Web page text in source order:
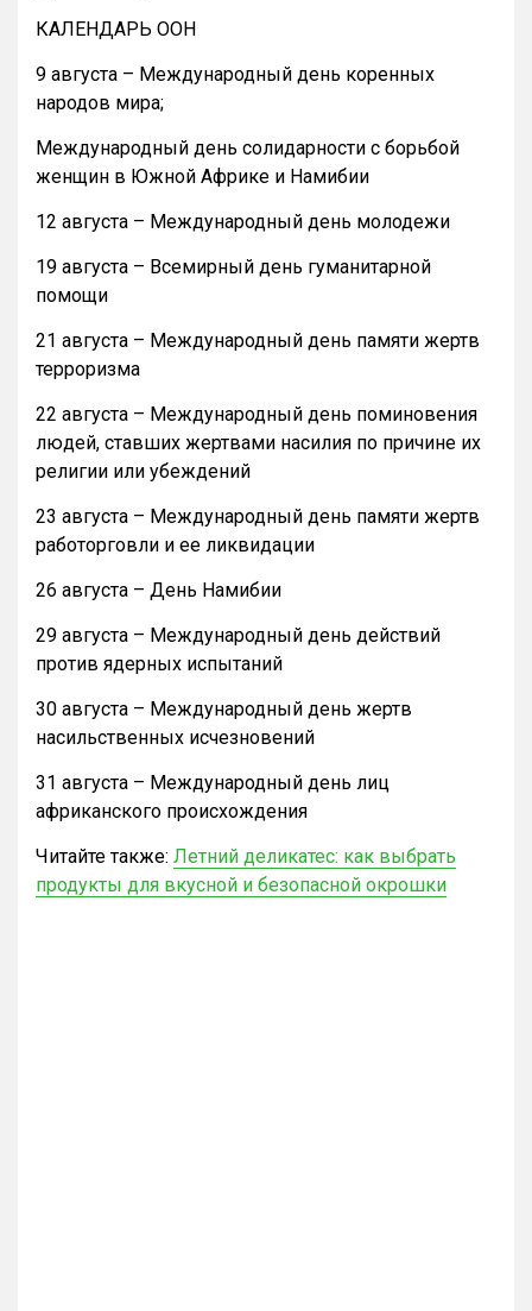
КАЛЕНДАРЬ ООН
9 августа – Международный день коренных
народов мира;
Международный день солидарности с борьбой
женщин в Южной Африке и Намибии
12 августа – Международный день молодежи
19 августа – Всемирный день гуманитарной
помощи
21 августа – Международный день памяти жертв
терроризма
22 августа – Международный день поминовения
людей, ставших жертвами насилия по причине их
религии или убеждений
23 августа – Международный день памяти жертв
работорговли и ее ликвидации
26 августа – День Намибии
29 августа – Международный день действий
против ядерных испытаний
30 августа – Международный день жертв
насильственных исчезновений
31 августа – Международный день лиц
африканского происхождения
Читайте также: Летний деликатес: как выбрать
продукты для вкусной и безопасной окрошки